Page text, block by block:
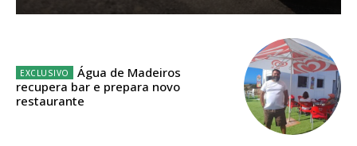
Escolha o plano de assinatura desejado:
Água de Madeiros
recupera bar e prepara novo
restaurante